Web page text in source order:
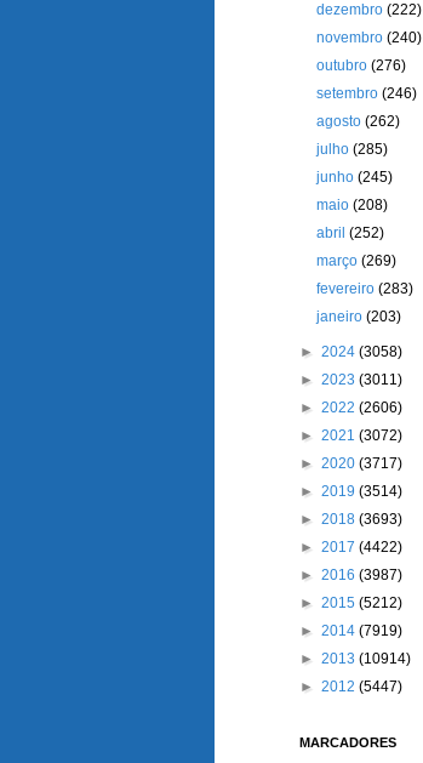
dezembro(222)
novembro(240)
outubro(276)
setembro(246)
agosto(262)
julho(285)
junho(245)
maio(208)
abril(252)
março(269)
fevereiro(283)
janeiro(203)
► 2024 (3058)
► 2023 (3011)
► 2022 (2606)
► 2021 (3072)
► 2020 (3717)
► 2019 (3514)
► 2018 (3693)
► 2017 (4422)
► 2016 (3987)
► 2015 (5212)
► 2014 (7919)
► 2013 (10914)
► 2012 (5447)
MARCADORES